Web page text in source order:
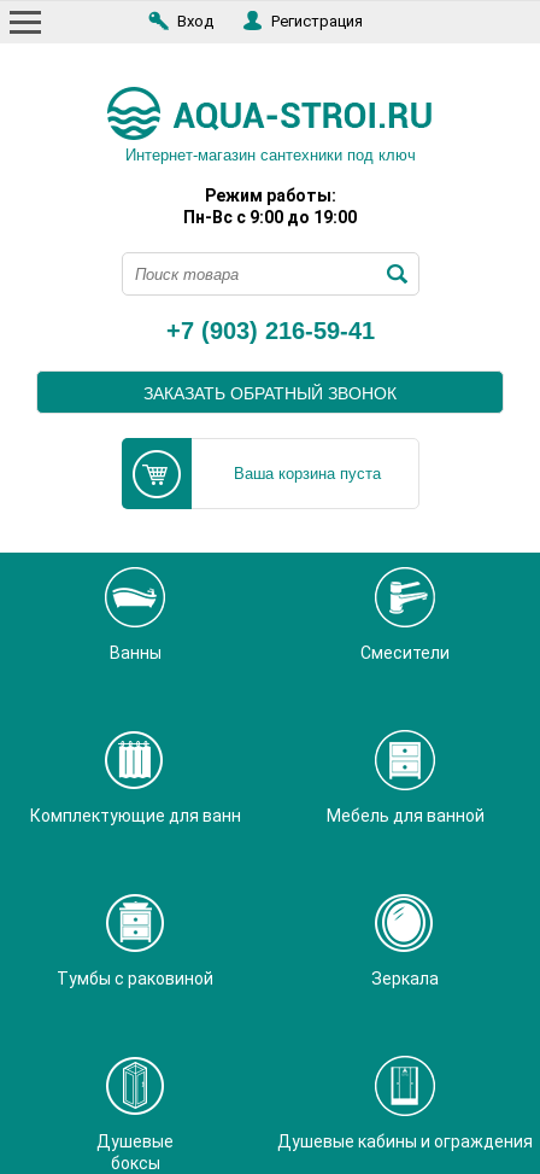
Вход Регистрация
Интернет-магазин сантехники под ключ
Режим работы:
Пн-Вс с 9:00 до 19:00
+7 (903) 216-59-41
ЗАКАЗАТЬ ОБРАТНЫЙ ЗВОНОК
Ваша корзина пуста
Ванны Смесители
Комплектующие для ванн Мебель для ванной
Тумбы с раковиной Зеркала
Душевые
боксы
Душевые кабины и ограждения